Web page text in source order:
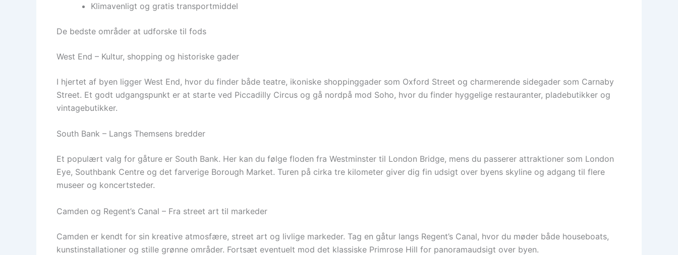
Klimavenligt og gratis transportmiddel
De bedste områder at udforske til fods
West End – Kultur, shopping og historiske gader
I hjertet af byen ligger West End, hvor du finder både teatre, ikoniske shoppinggader som Oxford Street og charmerende sidegader som Carnaby
Street. Et godt udgangspunkt er at starte ved Piccadilly Circus og gå nordpå mod Soho, hvor du finder hyggelige restauranter, pladebutikker og
vintagebutikker.
South Bank – Langs Themsens bredder
Et populært valg for gåture er South Bank. Her kan du følge floden fra Westminster til London Bridge, mens du passerer attraktioner som London
Eye, Southbank Centre og det farverige Borough Market. Turen på cirka tre kilometer giver dig fin udsigt over byens skyline og adgang til flere
museer og koncertsteder.
Camden og Regent’s Canal – Fra street art til markeder
Camden er kendt for sin kreative atmosfære, street art og livlige markeder. Tag en gåtur langs Regent’s Canal, hvor du møder både houseboats,
kunstinstallationer og stille grønne områder. Fortsæt eventuelt mod det klassiske Primrose Hill for panoramaudsigt over byen.